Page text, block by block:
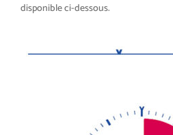
disponible ci-dessous.